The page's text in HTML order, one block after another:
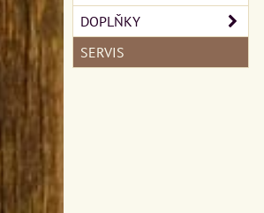
DOPLŇKY
SERVIS